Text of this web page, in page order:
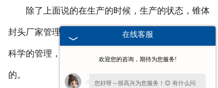
除了上面说的在生产的时候，生产的状态，锥体
封头厂家管理状态也是我们要考察的，因为如果没有
科学的管理，那么在生产的时候，生产的工序是混乱
的。
在线客服
欢迎您的咨询，期待为您服务!
您好呀～很高兴为您服务！😊 有什么问